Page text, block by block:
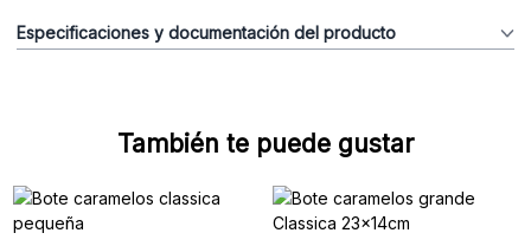
Especificaciones y documentación del producto
También te puede gustar